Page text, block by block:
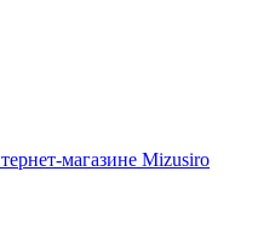
магазине Mizusiro